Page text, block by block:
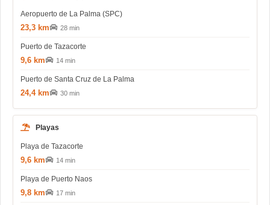
Aeropuerto de La Palma (SPC)
23,3 km 28 min
Puerto de Tazacorte
9,6 km 14 min
Puerto de Santa Cruz de La Palma
24,4 km 30 min
Playas
Playa de Tazacorte
9,6 km 14 min
Playa de Puerto Naos
9,8 km 17 min